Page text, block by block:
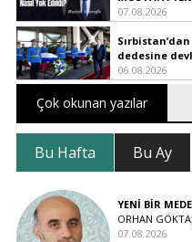
07.08.2026
dedesine
06.08.2026
Çok okunan yazılar
Bu Hafta Bu Ay
YENİ BİR
ORHAN
07.08.2026